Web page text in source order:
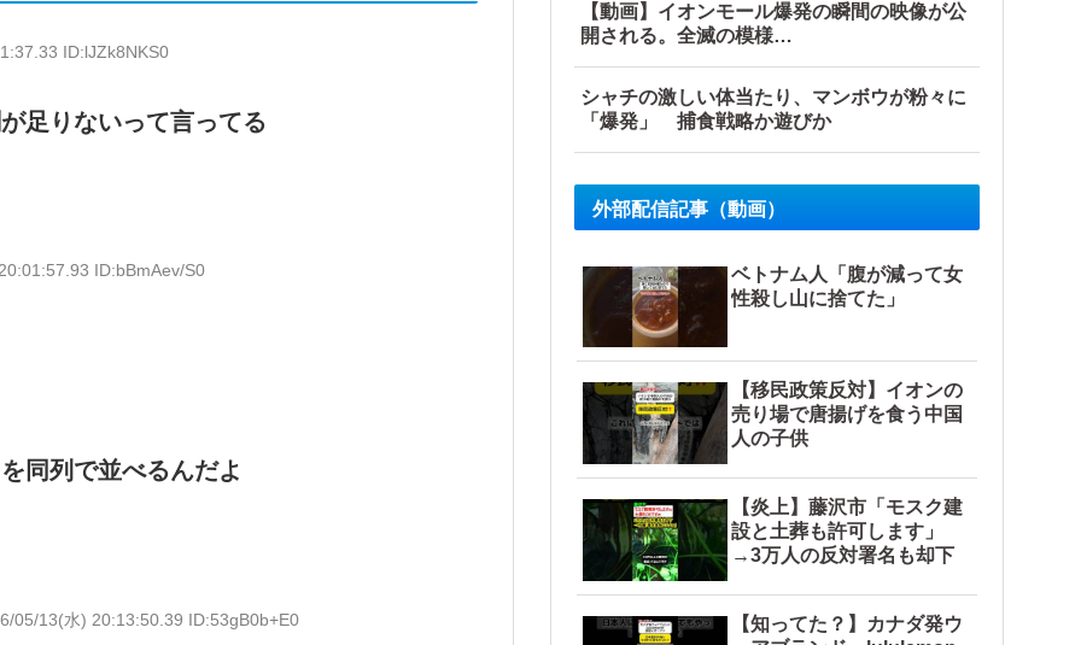
ID:lJZk8NKS0
足りないって言ってる
ID:bBmAev/S0
同列で並べるんだよ
05/13(水) 20:13:50.39 ID:53gB0b+E0
【動画】イオンモール爆発の瞬間の映像が公
開される。全滅の模様…
シャチの激しい体当たり、マンボウが粉々に
「爆発」 捕食戦略か遊びか
外部配信記事（動画）
ベトナム人「腹が減って女
性殺し山に捨てた」
【移民政策反対】イオンの
売り場で唐揚げを食う中国
人の子供
【炎上】藤沢市「モスク建
設と土葬も許可します」
→3万人の反対署名も却下
【知ってた？】カナダ発ウ